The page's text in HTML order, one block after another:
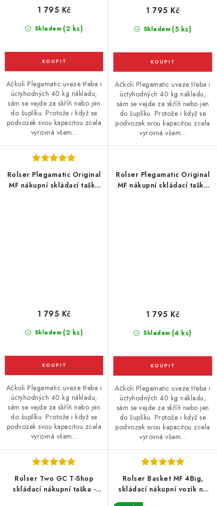
Skladem (2 ks)
1 795 Kč
Ačkoli Plegamatic uveze třeba i
úctyhodných 40 kg nákladu,
sám se vejde za skříň nebo jen
do šuplíku. Protože i když se
podvozek svou kapacitou zcela
vyrovná všem...
Skladem (5 ks)
1 795 Kč
Ačkoli Plegamatic uveze třeba i
úctyhodných 40 kg nákladu,
sám se vejde za skříň nebo jen
do šuplíku. Protože i když se
podvozek svou kapacitou zcela
vyrovná všem...
Rolser Plegamatic Original
MF nákupní skládací taška
Skladem (2 ks)
1 795 Kč
Ačkoli Plegamatic uveze třeba i
úctyhodných 40 kg nákladu,
sám se vejde za skříň nebo jen
do šuplíku. Protože i když se
podvozek svou kapacitou zcela
vyrovná všem...
Rolser Plegamatic Original
MF nákupní skládací taška
Skladem (4 ks)
1 795 Kč
Ačkoli Plegamatic uveze třeba i
úctyhodných 40 kg nákladu,
sám se vejde za skříň nebo jen
do šuplíku. Protože i když se
podvozek svou kapacitou zcela
vyrovná všem...
Rolser Two GC T-Shop
skládací nákupní taška -
Rolser Basket MF 4Big,
skládací nákupní vozík na
kolečkách, černý